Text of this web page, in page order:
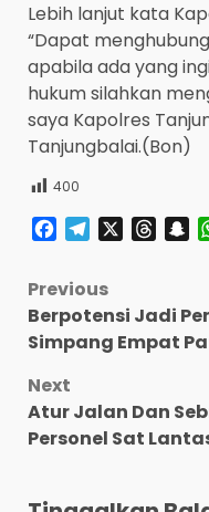
Lebih lanjut kata
“Dapat
apabila ada yang
hukum silahkan
saya Kapolres
Tanjungbalai.(Bon)
400
Facebook
Telegram
Post
Previous
Berpotensi Jadi
Simpang Empat
Next
Atur Jalan Dan
Personel Sat